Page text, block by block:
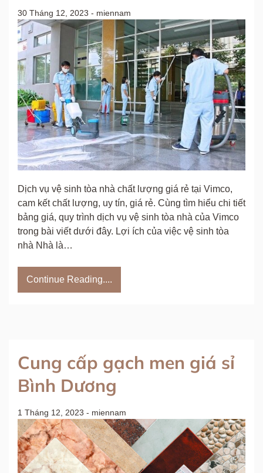
30 Tháng 12, 2023 - miennam
Dịch vụ vệ sinh tòa nhà chất lượng giá rẻ tại Vimco,
cam kết chất lượng, uy tín, giá rẻ. Cùng tìm hiểu chi tiết
bảng giá, quy trình dịch vụ vệ sinh tòa nhà của Vimco
trong bài viết dưới đây. Lợi ích của việc vệ sinh tòa
nhà Nhà là…
Continue Reading....
Cung cấp gạch men giá sỉ
Bình Dương
1 Tháng 12, 2023 - miennam